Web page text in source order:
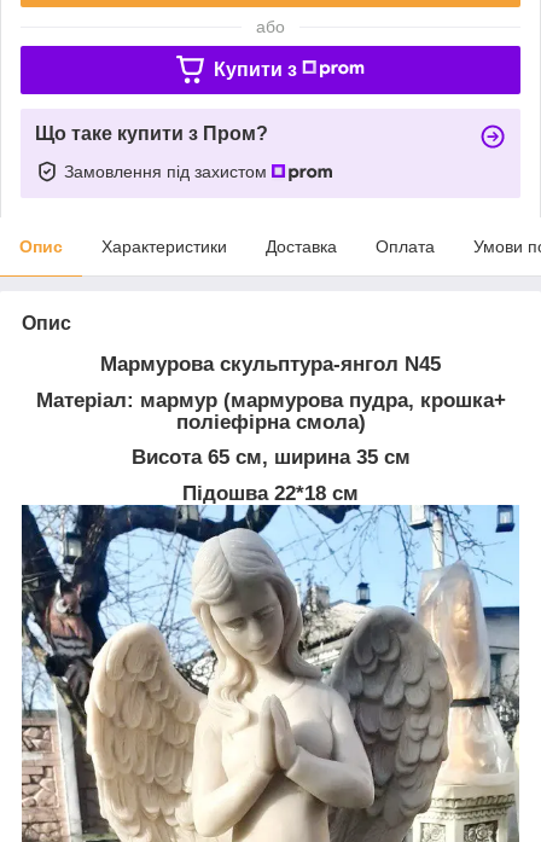
або
Купити з
Що таке купити з Пром?
Замовлення під захистом
Опис Характеристики Доставка Оплата Умови
Опис
Мармурова скульптура-янгол N45
Матеріал: мармур (мармурова пудра, крошка+
поліефірна смола)
Висота 65 см, ширина 35 см
Підошва 22*18 см